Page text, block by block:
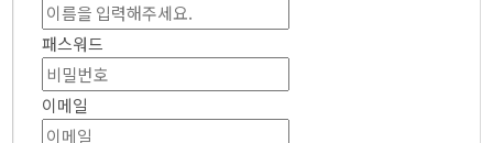
● 층별안내
● 참의원 둘러보기
패스워드
이메일